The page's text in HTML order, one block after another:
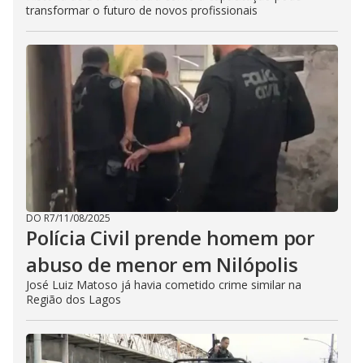
transformar o futuro de novos profissionais
DO R7/11/08/2025
Polícia Civil prende homem por
abuso de menor em Nilópolis
José Luiz Matoso já havia cometido crime similar na
Região dos Lagos